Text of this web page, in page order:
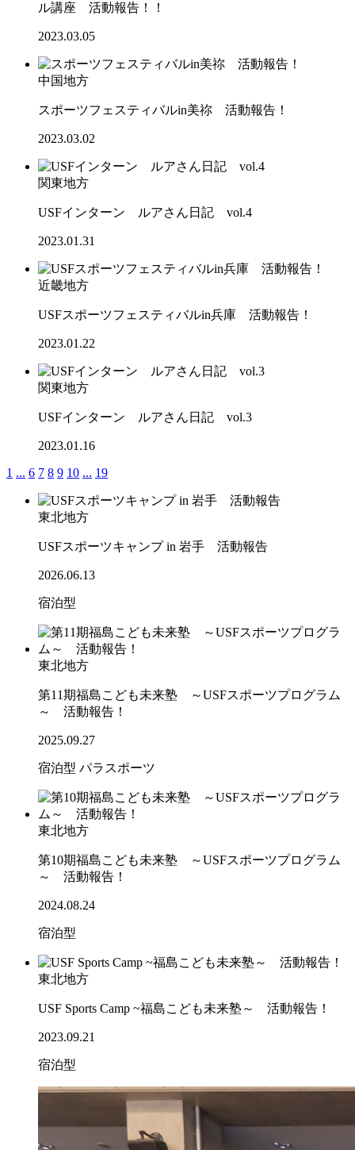
ル講座 活動報告！！
2023.03.05
中国地方
スポーツフェスティバルin美祢 活動報告！
2023.03.02
関東地方
USFインターン ルアさん日記 vol.4
2023.01.31
近畿地方
USFスポーツフェスティバルin兵庫 活動報告！
2023.01.22
関東地方
USFインターン ルアさん日記 vol.3
2023.01.16
1 ... 6 7 8 9 10 ... 19
東北地方
USFスポーツキャンプ in 岩手 活動報告
2026.06.13
宿泊型
東北地方
第11期福島こども未来塾 ～USFスポーツプログラム
～ 活動報告！
2025.09.27
宿泊型 パラスポーツ
東北地方
第10期福島こども未来塾 ～USFスポーツプログラム
～ 活動報告！
2024.08.24
宿泊型
東北地方
USF Sports Camp ~福島こども未来塾～ 活動報告！
2023.09.21
宿泊型